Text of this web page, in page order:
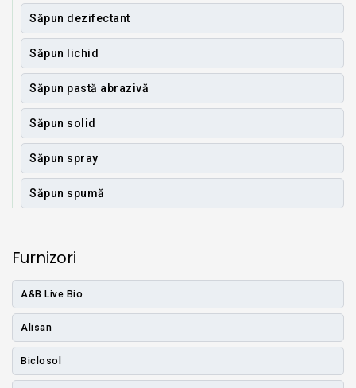
Săpun dezifectant
Săpun lichid
Săpun pastă abrazivă
Săpun solid
Săpun spray
Săpun spumă
Furnizori
A&B Live Bio
Alisan
Biclosol